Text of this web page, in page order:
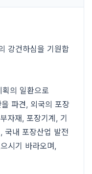
강건하심을 기원합
의 일환으로
파견, 외국의 포장
자재, 포장기계, 기
국내 포장산업 발전
시기 바라오며,